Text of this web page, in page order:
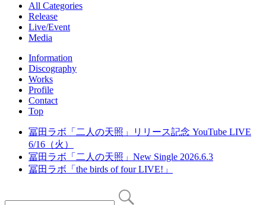
All Categories
Release
Live/Event
Media
Information
Discography
Works
Profile
Contact
Top
冨田ラボ「二人の天照」リリース記念 YouTube LIVE
6/16（火）
冨田ラボ「二人の天照」New Single 2026.6.3
冨田ラボ「the birds of four LIVE!」